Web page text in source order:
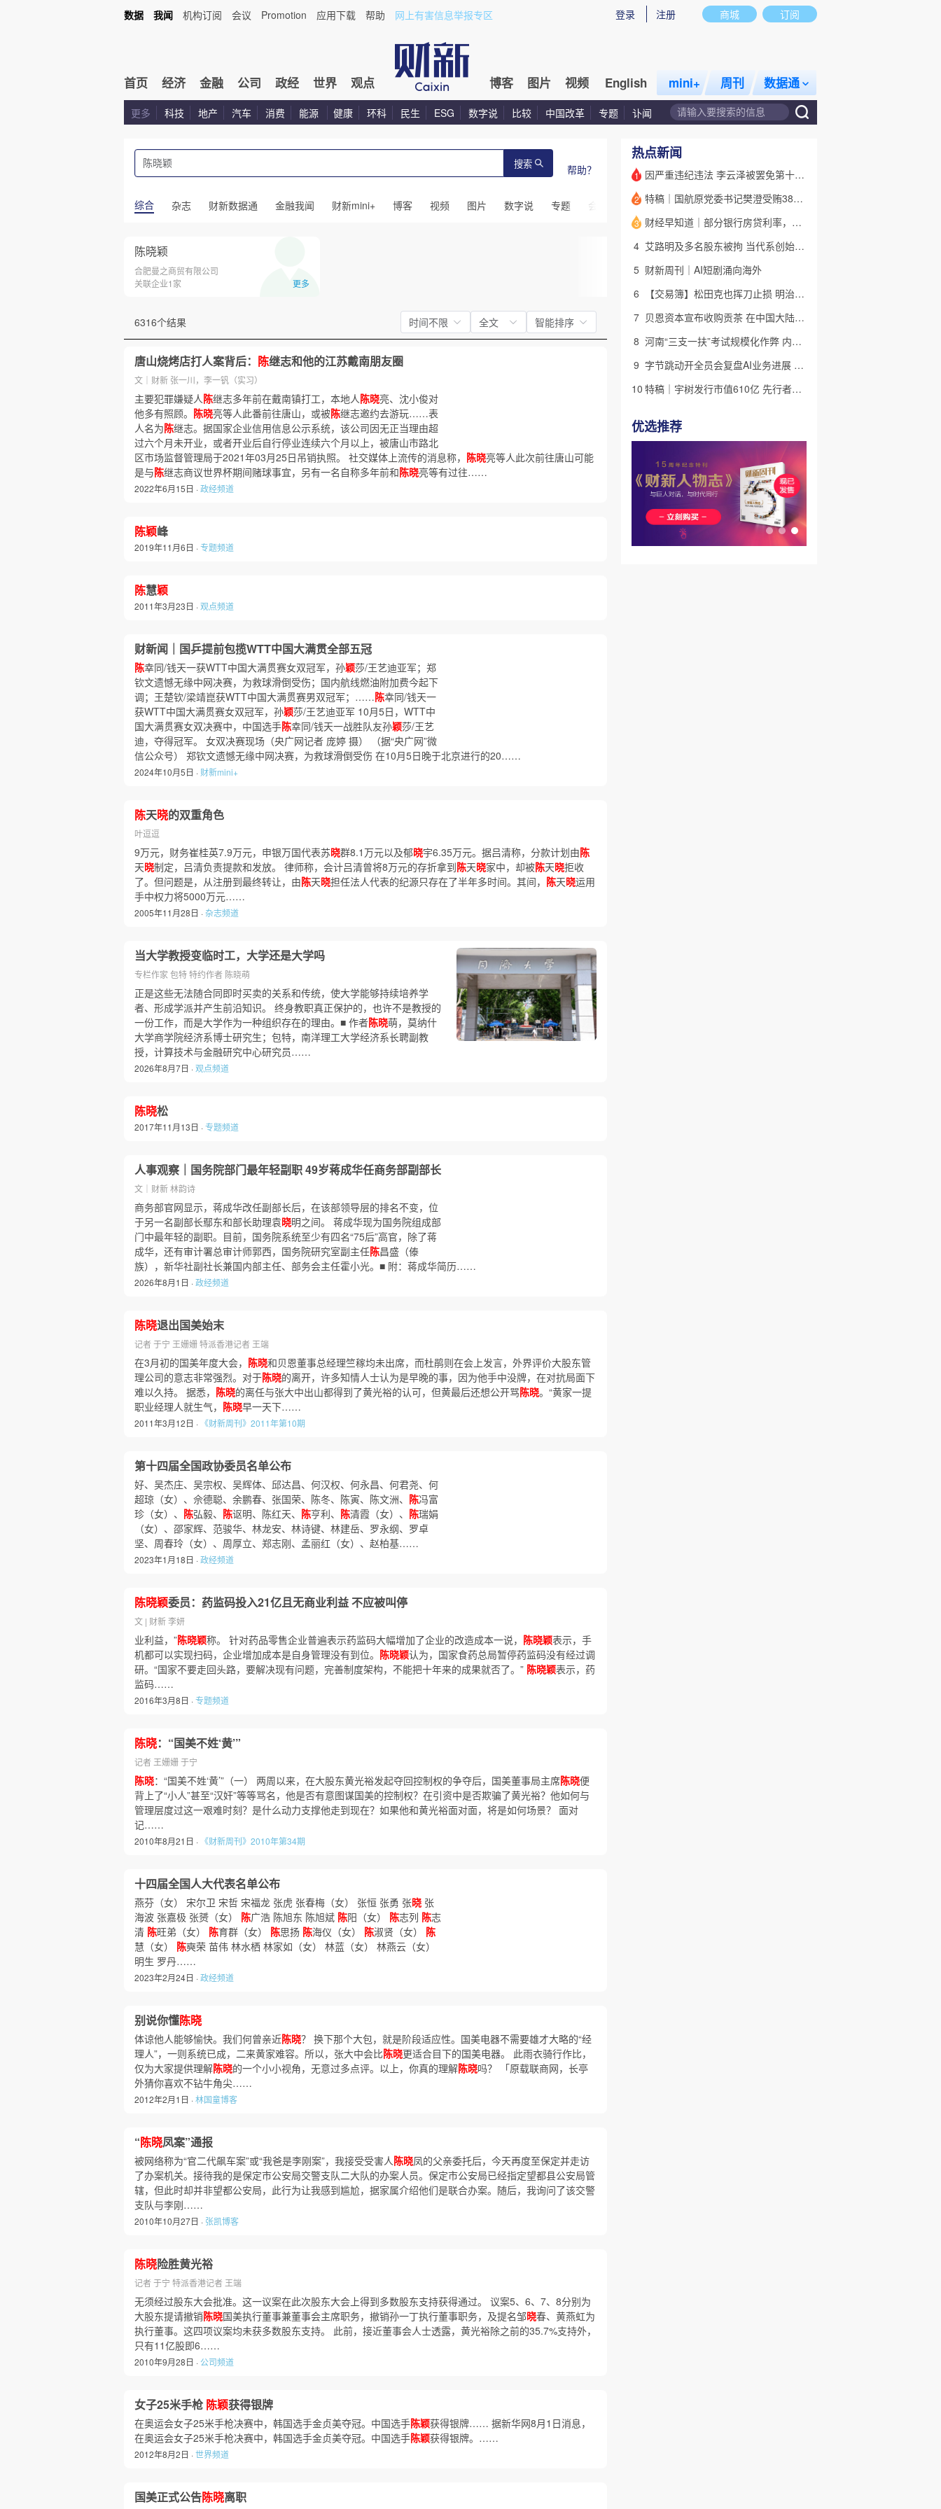
商城 订阅
登录 注册
数据 我闻 机构订阅 会议 Promotion 应用下载 帮助 网上有害信息举报专区
首页 经济 金融 公司 政经 世界 观点 博客 图片 视频 English mini+ 周刊 数据通
更多 科技 地产 汽车 消费 能源 健康 环科 民生 ESG 数字说 比较 中国改革 专题 讣闻
搜索 帮助？
综合 杂志 财新数据通 金融我闻 财新mini+ 博客 视频 图片 数字说 专题 会议 话题 特别呈现 私房课
陈晓颖
合肥曼之商贸有限公司
关联企业1家
更多
6316个结果 时间不限 全文 智能排序
唐山烧烤店打人案背后： 陈继志和他的江苏戴南朋友圈
文｜财新 张一川，李一钒（实习）
主要犯罪嫌疑人陈继志多年前在戴南镇打工，本地人陈晓亮、沈小俊对
他多有照顾。 陈晓亮等人此番前往唐山，或被陈继志邀约去游玩……表
人名为陈继志。据国家企业信用信息公示系统，该公司因无正当理由超
过六个月未开业，或者开业后自行停业连续六个月以上，被唐山市路北
区市场监督管理局于2021年03月25日吊销执照。 社交媒体上流传的消息称， 陈晓亮等人此次前往唐山可能
是与陈继志商议世界杯期间赌球事宜，另有一名自称多年前和陈晓亮等有过往……
2022年6月15日 ·政经频道
陈颖峰
2019年11月6日 ·专题频道
陈慧颖
2011年3月23日 ·观点频道
财新闻｜国乒提前包揽WTT中国大满贯全部五冠
陈幸同/钱天一获WTT中国大满贯赛女双冠军，孙颖莎/王艺迪亚军；郑
钦文遗憾无缘中网决赛，为救球滑倒受伤；国内航线燃油附加费今起下
调；王楚钦/梁靖崑获WTT中国大满贯赛男双冠军；……陈幸同/钱天一
获WTT中国大满贯赛女双冠军，孙颖莎/王艺迪亚军 10月5日，WTT中
国大满贯赛女双决赛中，中国选手陈幸同/钱天一战胜队友孙颖莎/王艺
迪，夺得冠军。 女双决赛现场（央广网记者 庞婷 摄） （据“央广网”微
信公众号） 郑钦文遗憾无缘中网决赛，为救球滑倒受伤 在10月5日晚于北京进行的20……
2024年10月5日 · 财新mini+
陈天晓的双重角色
叶逗逗
9万元，财务崔桂英7.9万元，申银万国代表苏晓群8.1万元以及郁晓宇6.35万元。据吕清称，分款计划由陈
天晓制定，吕清负责提款和发放。 律师称，会计吕清曾将8万元的存折拿到陈天晓家中，却被陈天晓拒收
了。但问题是，从注册到最终转让，由陈天晓担任法人代表的纪源只存在了半年多时间。其间， 陈天晓运用
手中权力将5000万元……
2005年11月28日 ·杂志频道
当大学教授变临时工，大学还是大学吗
专栏作家 包特 特约作者 陈晓萌
正是这些无法随合同即时买卖的关系和传统，使大学能够持续培养学
者、形成学派并产生前沿知识。 终身教职真正保护的，也许不是教授的
一份工作，而是大学作为一种组织存在的理由。■ 作者陈晓萌，莫纳什
大学商学院经济系博士研究生；包特，南洋理工大学经济系长聘副教
授，计算技术与金融研究中心研究员……
2026年8月7日 ·观点频道
陈晓松
2017年11月13日 ·专题频道
人事观察｜国务院部门最年轻副职 49岁蒋成华任商务部副部长
文｜财新 林韵诗
商务部官网显示，蒋成华改任副部长后，在该部领导层的排名不变，位
于另一名副部长鄢东和部长助理袁晓明之间。 蒋成华现为国务院组成部
门中最年轻的副职。目前，国务院系统至少有四名“75后”高官，除了蒋
成华，还有审计署总审计师郭西，国务院研究室副主任陈昌盛（傣
族），新华社副社长兼国内部主任、部务会主任霍小光。■ 附：蒋成华简历……
2026年8月1日 ·政经频道
陈晓退出国美始末
记者 于宁 王姗姗 特派香港记者 王端
在3月初的国美年度大会， 陈晓和贝恩董事总经理竺稼均未出席，而杜鹃则在会上发言，外界评价大股东管
理公司的意志非常强烈。对于陈晓的离开，许多知情人士认为是早晚的事，因为他手中没牌，在对抗局面下
难以久持。 据悉， 陈晓的离任与张大中出山都得到了黄光裕的认可，但黄最后还想公开骂陈晓。“黄家一提
职业经理人就生气， 陈晓早一天下……
2011年3月12日 · 《财新周刊》2011年第10期
第十四届全国政协委员名单公布
好、吴杰庄、吴宗权、吴辉体、邱达昌、何汉权、何永昌、何君尧、何
超琼（女）、佘德聪、余鹏春、张国荣、陈冬、陈寅、陈文洲、 陈冯富
珍（女）、 陈弘毅、 陈讴明、陈红天、 陈亨利、 陈清霞（女）、 陈瑞娟
（女）、邵家辉、范骏华、林龙安、林诗键、林建岳、罗永纲、罗卓
坚、周春玲（女）、周厚立、郑志刚、孟丽红（女）、赵柏基……
2023年1月18日 ·政经频道
陈晓颖委员：药监码投入21亿且无商业利益 不应被叫停
文 | 财新 李妍
业利益，”陈晓颖称。 针对药品零售企业普遍表示药监码大幅增加了企业的改造成本一说， 陈晓颖表示，手
机都可以实现扫码，企业增加成本是自身管理没有到位。 陈晓颖认为，国家食药总局暂停药监码没有经过调
研。“国家不要走回头路，要解决现有问题，完善制度架构，不能把十年来的成果就否了。” 陈晓颖表示，药
监码……
2016年3月8日 ·专题频道
陈晓：“国美不姓‘黄’”
记者 王姗姗 于宁
陈晓：“国美不姓‘黄’”（一） 两周以来，在大股东黄光裕发起夺回控制权的争夺后，国美董事局主席陈晓便
背上了“小人”甚至“汉奸”等等骂名，他是否有意图谋国美的控制权？在引资中是否欺骗了黄光裕？他如何与
管理层度过这一艰难时刻？是什么动力支撑他走到现在？如果他和黄光裕面对面，将是如何场景？ 面对
记……
2010年8月21日 · 《财新周刊》2010年第34期
十四届全国人大代表名单公布
燕芬（女） 宋尔卫 宋哲 宋福龙 张虎 张春梅（女） 张恒 张勇 张晓 张
海波 张嘉极 张赟（女） 陈广浩 陈旭东 陈旭斌 陈阳（女） 陈志列 陈志
清 陈旺弟（女） 陈育群（女） 陈思扬 陈海仪（女） 陈淑贤（女） 陈
慧（女） 陈奭荣 苗伟 林水栖 林家如（女） 林蓝（女） 林燕云（女）
明生 罗丹……
2023年2月24日 ·政经频道
别说你懂陈晓
体谅他人能够愉快。我们何曾亲近陈晓？ 换下那个大包，就是阶段适应性。国美电器不需要雄才大略的“经
理人”，一则系统已成，二来黄家难容。所以，张大中会比陈晓更适合目下的国美电器。 此雨衣骑行作比，
仅为大家提供理解陈晓的一个小小视角，无意过多点评。以上，你真的理解陈晓吗？ 「原载联商网，长亭
外猜你喜欢不钻牛角尖……
2012年2月1日 ·林国童博客
“陈晓凤案”通报
被网络称为“官二代飙车案”或“我爸是李刚案”，我接受受害人陈晓凤的父亲委托后，今天再度至保定并走访
了办案机关。接待我的是保定市公安局交警支队二大队的办案人员。保定市公安局已经指定望都县公安局管
辖，但此时却并非望都公安局，此行为让我感到尴尬，据家属介绍他们是联合办案。随后，我询问了该交警
支队与李刚……
2010年10月27日 · 张凯博客
陈晓险胜黄光裕
记者 于宁 特派香港记者 王端
无须经过股东大会批准。这一议案在此次股东大会上得到多数股东支持获得通过。 议案5、6、7、8分别为
大股东提请撤销陈晓国美执行董事兼董事会主席职务，撤销孙一丁执行董事职务，及提名邹晓春、黄燕虹为
执行董事。这四项议案均未获多数股东支持。 此前，接近董事会人士透露，黄光裕除之前的35.7%支持外，
只有11亿股即6……
2010年9月28日 · 公司频道
女子25米手枪 陈颖获得银牌
在奥运会女子25米手枪决赛中，韩国选手金贞美夺冠。中国选手陈颖获得银牌…… 据新华网8月1日消息，
在奥运会女子25米手枪决赛中，韩国选手金贞美夺冠。中国选手陈颖获得银牌。……
2012年8月2日 ·世界频道
国美正式公告陈晓离职
热点新闻
1 因严重违纪违法 李云泽被罢免第十四届全国人大代表职务
2 特稿｜国航原党委书记樊澄受贿3847万元二审待宣判 否认大多数指控
3
财经早知道｜部分银行房贷利率，降至“2字头
4
艾路明及多名股东被拘 当代系创始人因何此时被清算
5 财新周刊｜AI短剧涌向海外
6
【交易簿】松田克也挥刀止损 明治折戟中国乳业
7
贝恩资本宣布收购贡茶 在中国大陆无法注册商标后退出市场
8
河南“三支一扶”考试规模化作弊 内外勾结提前获取试卷
9
字节跳动开全员会复盘AI业务进展 称大模型被海外竞对拉开差距
10
特稿｜宇树发行市值610亿 先行者的加速和考验
优选推荐